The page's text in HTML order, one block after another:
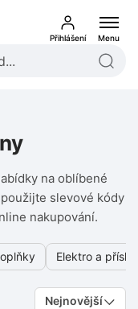
Přihlášení Menu
Elektro a
na oblíbené
slevové kódy
nakupování.
Nejnovější